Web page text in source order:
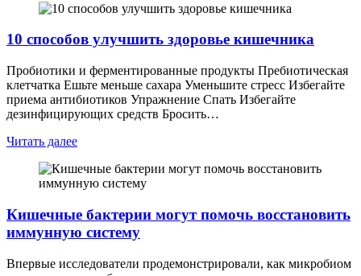
10 способов улучшить здоровье кишечника
Пробиотики и ферментированные продукты Пребиотическая
клетчатка Ешьте меньше сахара Уменьшите стресс Избегайте
приема антибиотиков Упражнение Спать Избегайте
дезинфицирующих средств Бросить…
Читать далее
Кишечные бактерии могут помочь восстановить
иммунную систему
Впервые исследователи продемонстрировали, как микробиом